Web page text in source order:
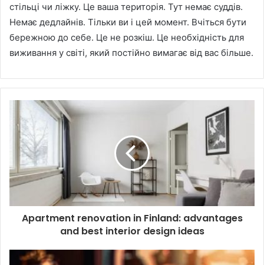
стільці чи ліжку. Це ваша територія. Тут немає суддів.
Немає дедлайнів. Тільки ви і цей момент. Вчіться бути
бережною до себе. Це не розкіш. Це необхідність для
виживання у світі, який постійно вимагає від вас більше.
Apartment renovation in Finland: advantages
and best interior design ideas